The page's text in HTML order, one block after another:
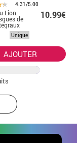
4.31/5.00
Lion
de 10.99€
Unique
AJOUTER